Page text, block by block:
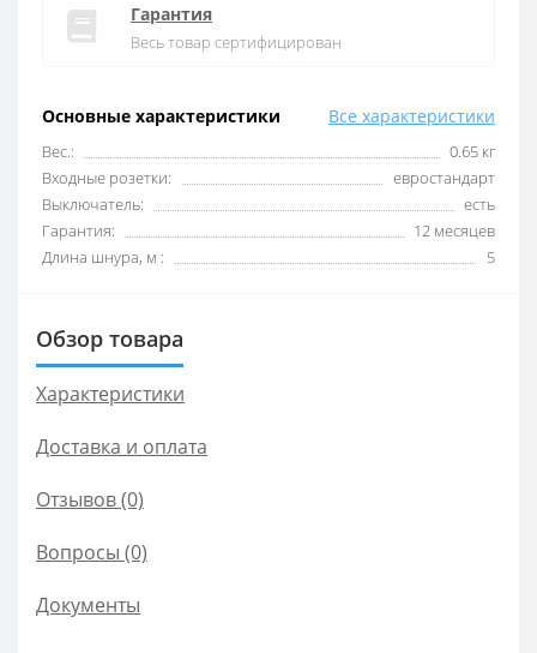
Основные характеристики Все характеристики
Вес.:
0.65 кг
Входные розетки:
евростандарт
Выключатель:
есть
Гарантия:
12 месяцев
Длина шнура, м :
5
Гарантия
Весь товар сертифицирован
Обзор товара
Характеристики
Доставка и оплата
Отзывов (0)
Вопросы (0)
Документы